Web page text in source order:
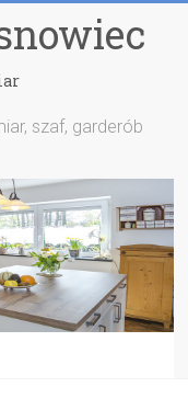
szaf, garderób